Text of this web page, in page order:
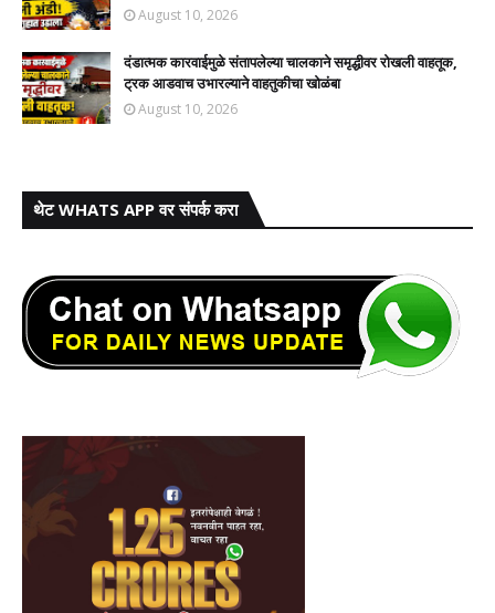
August 10, 2026
दंडात्मक कारवाईमुळे संतापलेल्या चालकाने समृद्धीवर रोखली वाहतूक,
ट्रक आडवाच उभारल्याने वाहतुकीचा खोळंबा
August 10, 2026
थेट WHATS APP वर संपर्क करा